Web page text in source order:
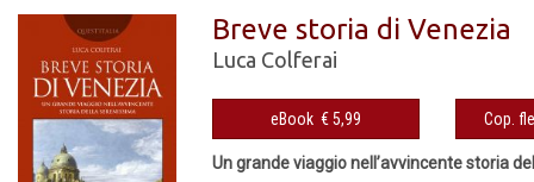
Breve storia di Venezia
Luca Colferai
eBook € 5,99
Un grande viaggio nell’avvincente storia